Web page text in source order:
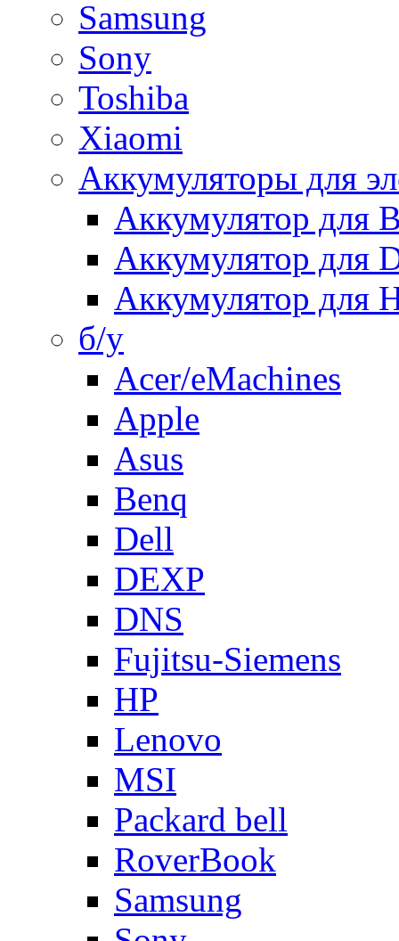
Samsung
Sony
Toshiba
Xiaomi
Аккумуляторы для
Аккумулятор для
Аккумулятор для
Аккумулятор для
б/у
Acer/eMachines
Apple
Asus
Benq
Dell
DEXP
DNS
Fujitsu-Siemens
HP
Lenovo
MSI
Packard bell
RoverBook
Samsung